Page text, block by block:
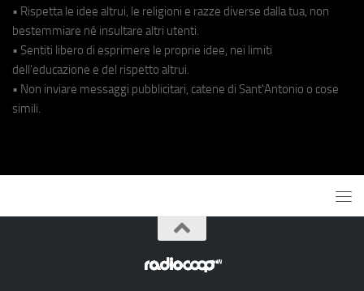
• Rispetta le idee altrui, le religioni e razze diverse dalla tua, non
bestemmiare né insultare altri utenti.
• Sentiti libero di esprimere le proprie idee, nei limiti
dell'educazione e del rispetto altrui.
• Non inviare messaggi pubblicitari, catene di Sant'Antonio o cose
simili.